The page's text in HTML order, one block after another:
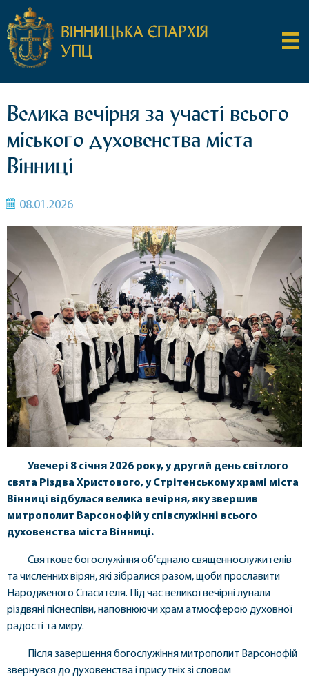
ВІННИЦЬКА ЄПАРХІЯ
УПЦ
Велика вечірня за участі всього
міського духовенства міста
Вінниці
08.01.2026
Увечері 8 січня 2026 року, у другий день світлого
свята Різдва Христового, у Стрітенському храмі міста
Вінниці відбулася велика вечірня, яку звершив
митрополит Варсонофій у співслужінні всього
духовенства міста Вінниці.
Святкове богослужіння об’єднало священнослужителів
та численних вірян, які зібралися разом, щоби прославити
Народженого Спасителя. Під час великої вечірні лунали
різдвяні піснеспіви, наповнюючи храм атмосферою духовної
радості та миру.
Після завершення богослужіння митрополит Варсонофій
звернувся до духовенства і присутніх зі словом